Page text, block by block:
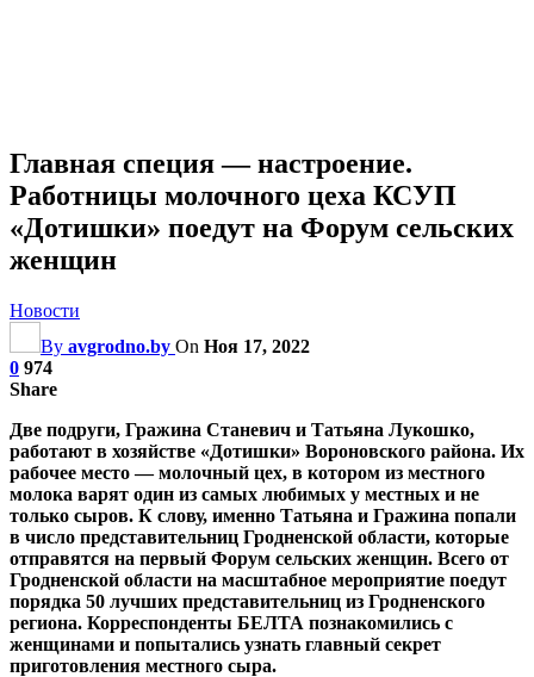
Главная специя — настроение.
Работницы молочного цеха КСУП
«Дотишки» поедут на Форум сельских
женщин
Новости
By avgrodno.by On Ноя 17, 2022
0 974
Share
Две подруги, Гражина Станевич и Татьяна Лукошко,
работают в хозяйстве «Дотишки» Вороновского района. Их
рабочее место — молочный цех, в котором из местного
молока варят один из самых любимых у местных и не
только сыров. К слову, именно Татьяна и Гражина попали
в число представительниц Гродненской области, которые
отправятся на первый Форум сельских женщин. Всего от
Гродненской области на масштабное мероприятие поедут
порядка 50 лучших представительниц из Гродненского
региона. Корреспонденты БЕЛТА познакомились с
женщинами и попытались узнать главный секрет
приготовления местного сыра.